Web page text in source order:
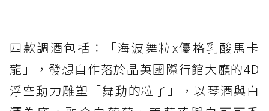
四款調酒包括：「海波舞粒x優格乳酸馬卡
龍」，發想自作落於晶英國際行館大廳的4D
浮空動力雕塑「舞動的粒子」，以琴酒與白